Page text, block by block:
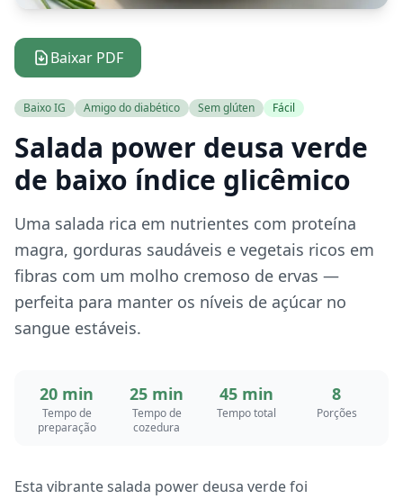
Baixar PDF
Baixo IG Amigo do diabético Sem glúten Fácil
Salada power deusa verde
de baixo índice glicêmico
Uma salada rica em nutrientes com proteína
magra, gorduras saudáveis e vegetais ricos em
fibras com um molho cremoso de ervas —
perfeita para manter os níveis de açúcar no
sangue estáveis.
20 min
Tempo de
preparação
25 min
Tempo de
cozedura
45 min
Tempo total
8
Porções
Esta vibrante salada power deusa verde foi